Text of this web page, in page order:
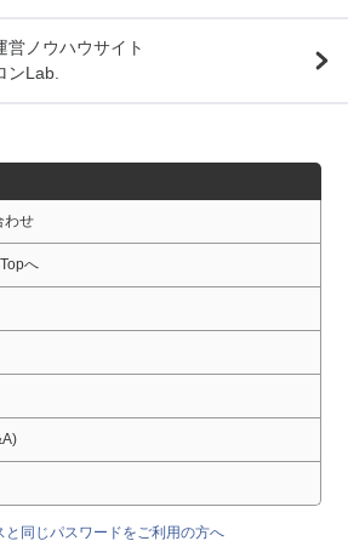
営ノウハウサイト
ンLab.
わせ
へ
と同じパスワードをご利用の方へ